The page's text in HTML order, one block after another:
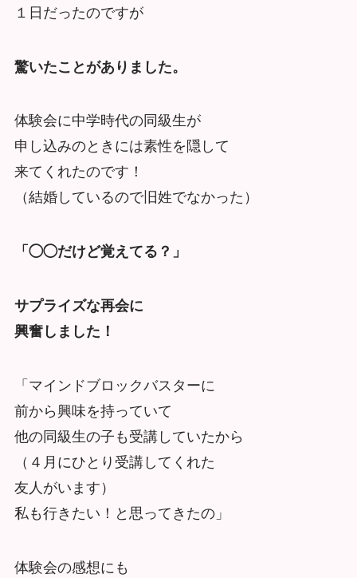
１日だったのですが
驚いたことがありました。
体験会に中学時代の同級生が
申し込みのときには素性を隠して
来てくれたのです！
（結婚しているので旧姓でなかった）
「◯◯だけど覚えてる？」
サプライズな再会に
興奮しました！
「マインドブロックバスターに
前から興味を持っていて
他の同級生の子も受講していたから
（４月にひとり受講してくれた
友人がいます）
私も行きたい！と思ってきたの」
体験会の感想にも